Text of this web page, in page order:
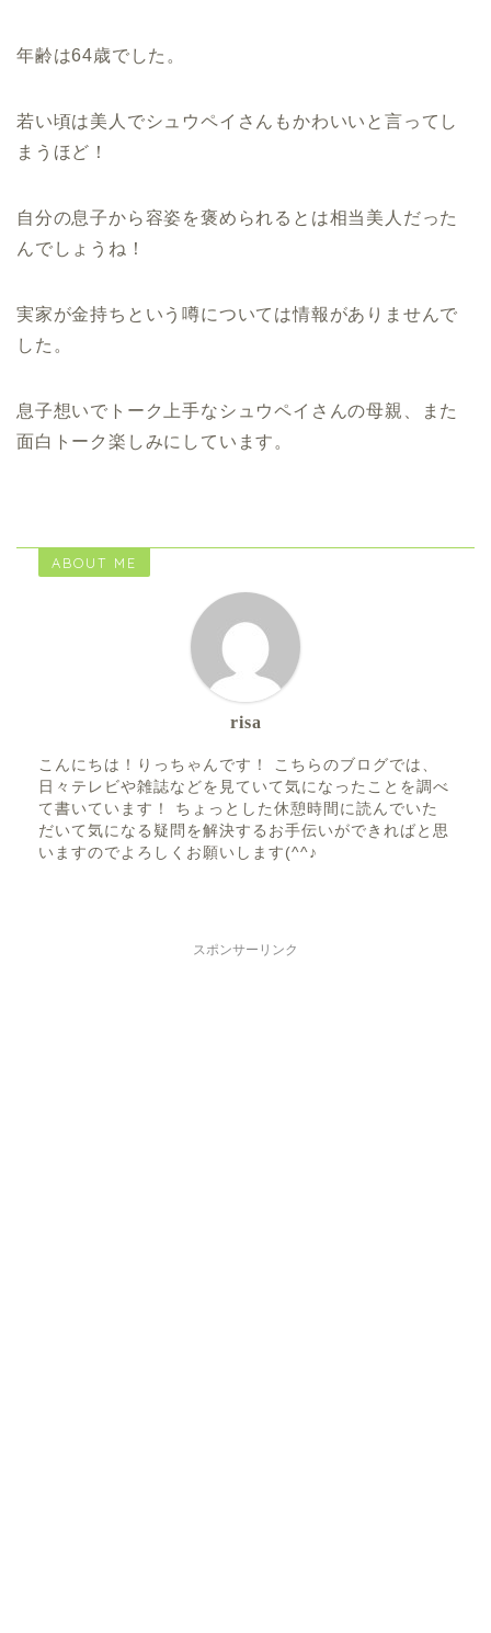
年齢は64歳でした。
若い頃は美人でシュウペイさんもかわいいと言ってし
まうほど！
自分の息子から容姿を褒められるとは相当美人だった
んでしょうね！
実家が金持ちという噂については情報がありませんで
した。
息子想いでトーク上手なシュウペイさんの母親、また
面白トーク楽しみにしています。
ABOUT ME
risa
こんにちは！りっちゃんです！ こちらのブログでは、
日々テレビや雑誌などを見ていて気になったことを調べ
て書いています！ ちょっとした休憩時間に読んでいた
だいて気になる疑問を解決するお手伝いができればと思
いますのでよろしくお願いします(^^♪
スポンサーリンク